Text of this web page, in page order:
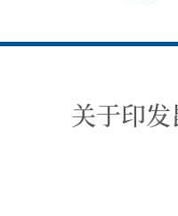
关于印